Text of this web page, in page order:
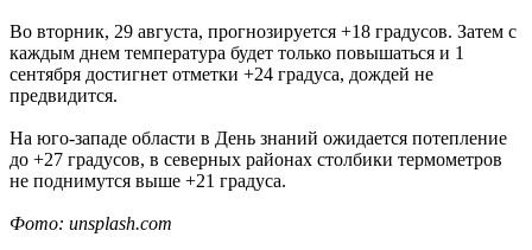
Во вторник, 29 августа, прогнозируется +18 градусов. Затем с
каждым днем температура будет только повышаться и 1
сентября достигнет отметки +24 градуса, дождей не
предвидится.
На юго-западе области в День знаний ожидается потепление
до +27 градусов, в северных районах столбики термометров
не поднимутся выше +21 градуса.
Фото: unsplash.com